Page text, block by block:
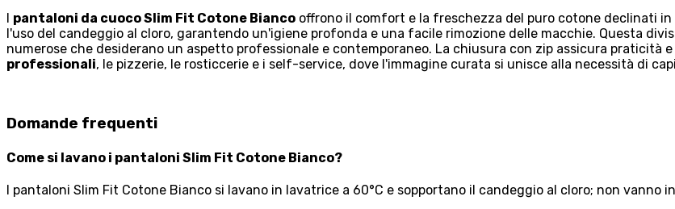
I pantaloni da cuoco Slim Fit Cotone Bianco offrono il comfort e la freschezza del puro cotone declinati
l'uso del candeggio al cloro, garantendo un'igiene profonda e una facile rimozione delle macchie. Questa
numerose che desiderano un aspetto professionale e contemporaneo. La chiusura con zip assicura praticità
professionali, le pizzerie, le rosticcerie e i self-service, dove l'immagine curata si unisce alla necessità di
Domande frequenti
Come si lavano i pantaloni Slim Fit Cotone Bianco?
I pantaloni Slim Fit Cotone Bianco si lavano in lavatrice a 60°C e sopportano il candeggio al cloro; non vanno